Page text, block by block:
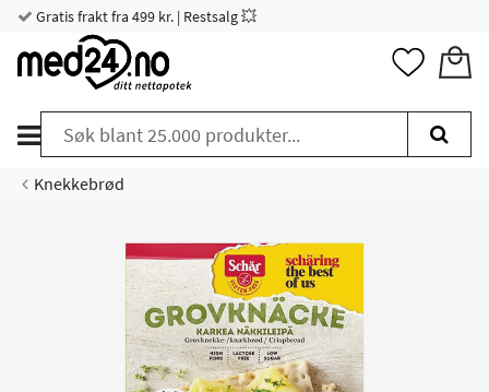
Gratis frakt fra 499 kr. | Restsalg 💥
Knekkebrød